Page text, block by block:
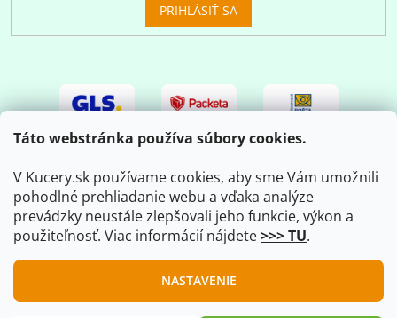
Táto webstránka používa súbory cookies.
V Kucery.sk používame cookies, aby sme Vám umožnili
pohodlné prehliadanie webu a vďaka analýze
prevádzky neustále zlepšovali jeho funkcie, výkon a
použiteľnosť. Viac informácií nájdete>>> TU.
NASTAVENIE
PRIHLÁSIŤ SA